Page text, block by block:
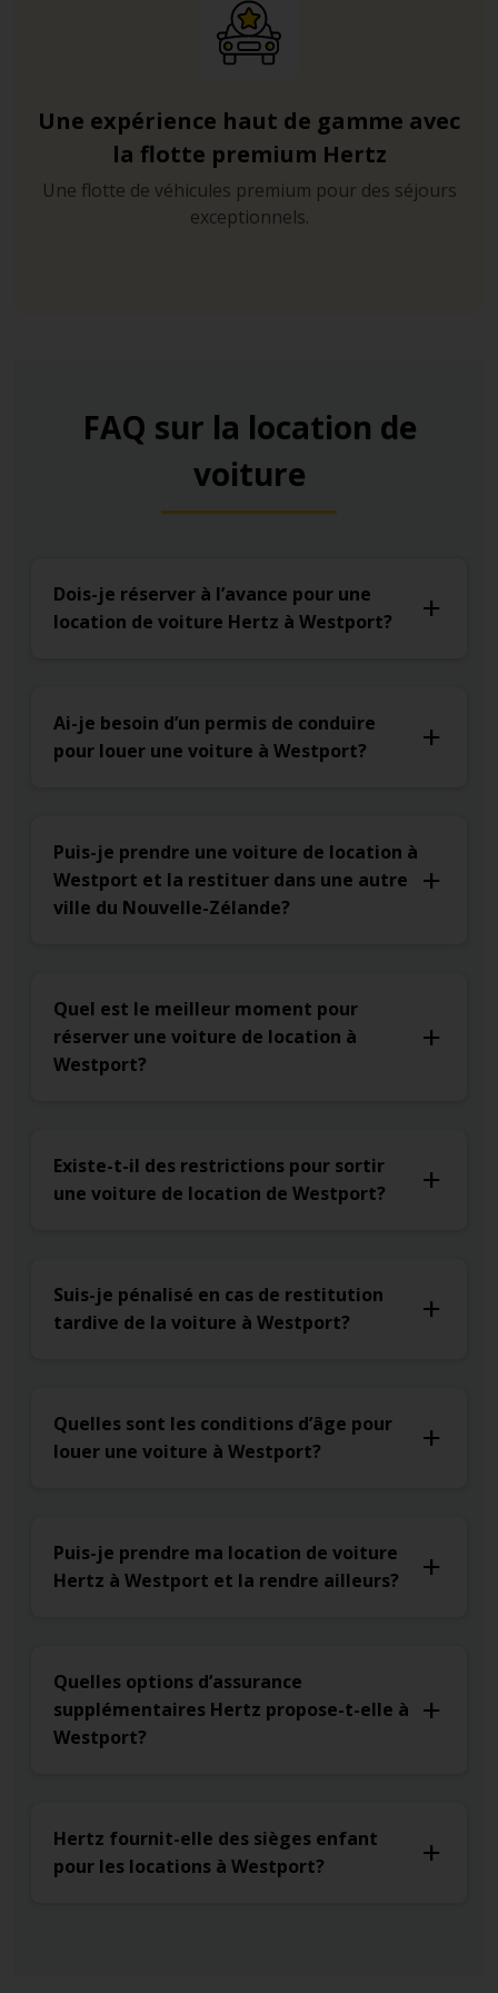
Une expérience haut de gamme avec
la flotte premium Hertz
Une flotte de véhicules premium pour des séjours
exceptionnels.
FAQ sur la location de
voiture
Dois-je réserver à l’avance pour une
location de voiture Hertz à Westport?
Ai-je besoin d’un permis de conduire
pour louer une voiture à Westport?
Puis-je prendre une voiture de location à
Westport et la restituer dans une autre
ville du Nouvelle-Zélande?
Quel est le meilleur moment pour
réserver une voiture de location à
Westport?
Existe-t-il des restrictions pour sortir
une voiture de location de Westport?
Suis-je pénalisé en cas de restitution
tardive de la voiture à Westport?
Quelles sont les conditions d’âge pour
louer une voiture à Westport?
Puis-je prendre ma location de voiture
Hertz à Westport et la rendre ailleurs?
Quelles options d’assurance
supplémentaires Hertz propose-t-elle à
Westport?
Hertz fournit-elle des sièges enfant
pour les locations à Westport?